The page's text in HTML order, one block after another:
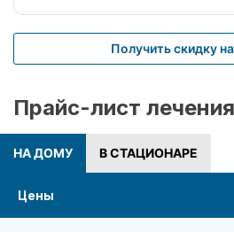
Получить скидку
Прайс-лист
НА ДОМУ В СТАЦИОНАРЕ
Цены